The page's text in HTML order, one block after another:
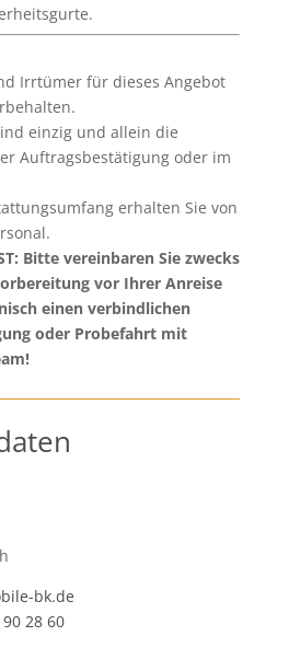
Irrtümer für dieses Angebot
einzig und allein die
Auftragsbestätigung oder im
erhalten Sie von
Bitte vereinbaren Sie zwecks
vor Ihrer Anreise
einen verbindlichen
oder Probefahrt mit
bk.de
28 60